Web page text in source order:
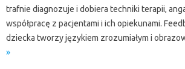
trafnie diagnozuje i dobiera techniki terapii,
współpracę z pacjentami i ich opiekunami.
dziecka tworzy językiem zrozumiałym i
»